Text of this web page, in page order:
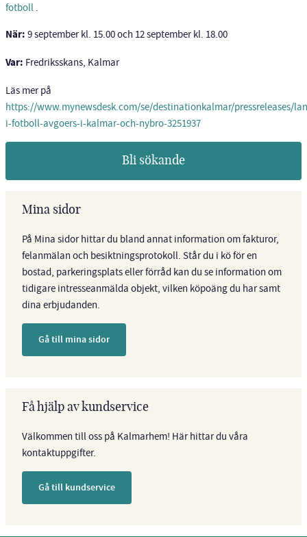
fotboll .
När: 9 september kl. 15.00 och 12 september kl. 18.00
Var: Fredriksskans, Kalmar
Läs mer på
https://www.mynewsdesk.com/se/destinationkalmar/pressreleases/
i-fotboll-avgoers-i-kalmar-och-nybro-3251937
Bli sökande
Mina sidor
På Mina sidor hittar du bland annat information om fakturor,
felanmälan och besiktningsprotokoll. Står du i kö för en
bostad, parkeringsplats eller förråd kan du se information om
tidigare intresseanmälda objekt, vilken köpoäng du har samt
dina erbjudanden.
Gå till mina sidor
Få hjälp av kundservice
Välkommen till oss på Kalmarhem! Här hittar du våra
kontaktuppgifter.
Gå till kundservice